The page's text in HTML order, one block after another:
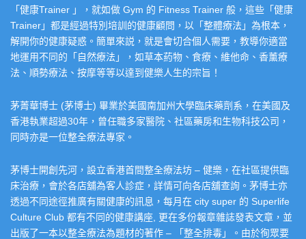
「健康Trainer 」，就如做 Gym 的 Fitness Trainer 般，這些「健康
Trainer」都是經過特別培訓的健康顧問，以「整體療法」為根本，
解開你的健康疑惑。簡單來説，就是會切合個人需要，教導你適當
地運用不同的「自然療法」，如草本葯物、食療、維他命、香薰療
法、順勢療法、按摩等等以達到健樂人生的宗旨！
茅菁華博士 (茅博士) 畢業於美國南加州大學臨床藥劑系，在美國及
香港執業超過30年，曾任職多家醫院、社區藥房和生物科技公司，
同時亦是一位整全療法專家。
茅博士開創先河，設立香港首間整全療法坊 – 健樂，在社區提供臨
床治療，會於各店舖為客人診症，詳情可向各店舖查詢。茅博士亦
透過不同途徑推廣有關健康的訊息，每月在 city super 的 Superlife
Culture Club 都有不同的健康講座, 更在多份報章雜誌發表文章，並
出版了一本以整全療法為題材的著作 – 「整全排毒」。由於徇眾要